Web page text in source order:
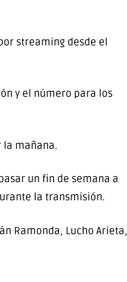
streaming desde el
y el número para los
la mañana.
un fin de semana a
la transmisión.
Ramonda, Lucho Arieta,